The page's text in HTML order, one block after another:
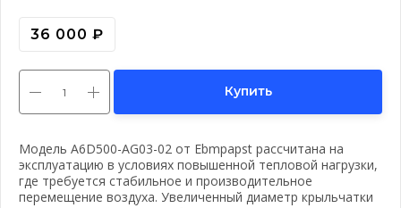
36 000 ₽
Купить
Модель A6D500-AG03-02 от Ebmpapst рассчитана на
эксплуатацию в условиях повышенной тепловой нагрузки,
где требуется стабильное и производительное
перемещение воздуха. Увеличенный диаметр крыльчатки